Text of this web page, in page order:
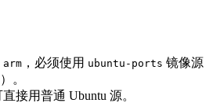
arm ，必须使用 ubuntu-ports 镜像源
。
直接用普通 Ubuntu 源。